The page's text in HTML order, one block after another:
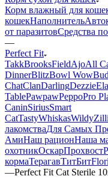
Корм влажный для
кошекНаполнитель
от паразитовСредства
—
Perfect Fit
TakkBrooksFieldAjoAll
DinnerBlitzBowl Wow
ChatClanDarlingDezzie
TablePawpawPeppoPro
CaninSiriusSmart
CatTastyWhiskasWildy
лакомстваДля Самых
АмиНаш рационНаша
охотникОскарПрохвост
кормаТерагавТитБит
—Perfect Fit Cat Sterile